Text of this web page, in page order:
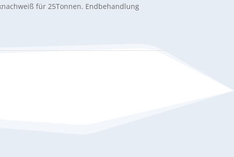
für 25Tonnen. Endbehandlung